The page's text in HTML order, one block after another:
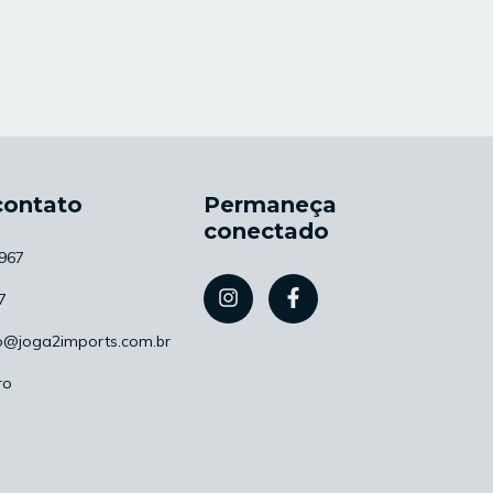
Permaneça
conectado